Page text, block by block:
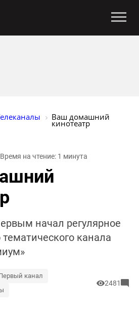
Ваш домашний
кинотеатр
на чтение: 1 минута
начал регулярное
канала
канал
2481